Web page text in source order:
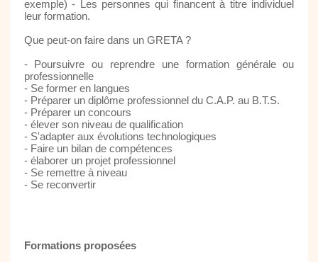
exemple) - Les personnes qui financent à titre individuel
leur formation.
Que peut-on faire dans un GRETA ?
- Poursuivre ou reprendre une formation générale ou
professionnelle
- Se former en langues
- Préparer un diplôme professionnel du C.A.P. au B.T.S.
- Préparer un concours
- élever son niveau de qualification
- S'adapter aux évolutions technologiques
- Faire un bilan de compétences
- élaborer un projet professionnel
- Se remettre à niveau
- Se reconvertir
Formations proposées